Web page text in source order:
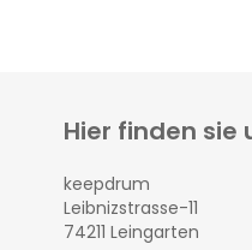
Hier finden sie
keepdrum
Leibnizstrasse-11
74211 Leingarten